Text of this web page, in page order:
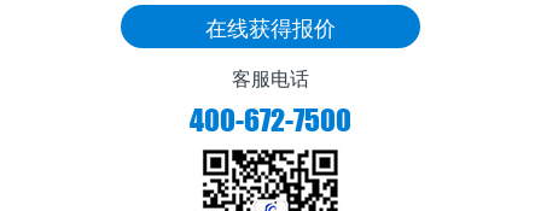
在线获得报价
客服电话
400-672-7500